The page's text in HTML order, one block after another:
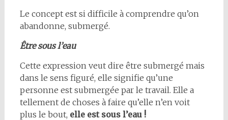
Le concept est si difficile à comprendre qu’on
abandonne, submergé.
Être sous l’eau
Cette expression veut dire être submergé mais
dans le sens figuré, elle signifie qu’une
personne est submergée par le travail. Elle a
tellement de choses à faire qu’elle n’en voit
plus le bout, elle est sous l’eau !